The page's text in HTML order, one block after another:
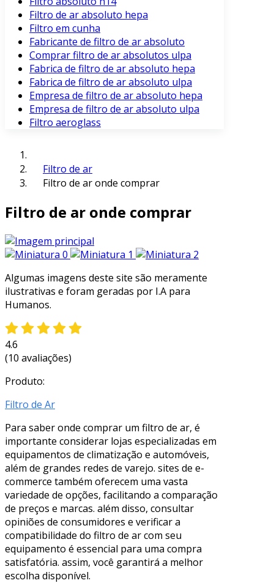
Filtro de ar absoluto hepa
Filtro em cunha
Fabricante de filtro de ar absoluto
Comprar filtro de ar absolutos ulpa
Fabrica de filtro de ar absoluto hepa
Fabrica de filtro de ar absoluto ulpa
Empresa de filtro de ar absoluto hepa
Empresa de filtro de ar absoluto ulpa
Filtro aeroglass
Filtro de ar
Filtro de ar onde comprar
Filtro de ar onde comprar
Algumas imagens deste site são meramente
ilustrativas e foram geradas por I.A para
Humanos.
4.6
(10 avaliações)
Produto:
Filtro de Ar
Para saber onde comprar um filtro de ar, é
importante considerar lojas especializadas em
equipamentos de climatização e automóveis,
além de grandes redes de varejo. sites de e-
commerce também oferecem uma vasta
variedade de opções, facilitando a comparação
de preços e marcas. além disso, consultar
opiniões de consumidores e verificar a
compatibilidade do filtro de ar com seu
equipamento é essencial para uma compra
satisfatória. assim, você garantirá a melhor
escolha disponível.